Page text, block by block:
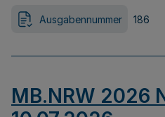
Ausgabennummer 186
MB.NRW 2026